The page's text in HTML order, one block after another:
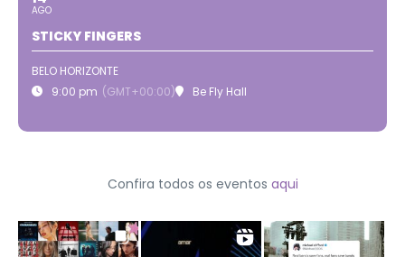
AGO
STICKY FINGERS
BELO HORIZONTE
9:00 pm (GMT+00:00) Be Fly Hall
Confira todos os eventos aqui